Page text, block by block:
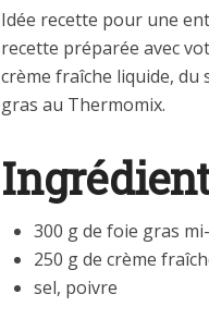
Idée recette pour une
recette préparée avec
crème fraîche liquide, du
gras au Thermomix.
300 g de foie gras
250 g de crème
sel, poivre